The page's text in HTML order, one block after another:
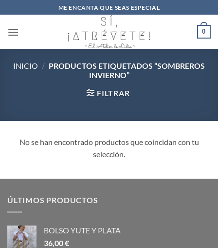
al
contenido
ME ENCANTA QUE SEAS ESPECIAL
0
INICIO / PRODUCTOS ETIQUETADOS “SOMBREROS
INVIERNO”
FILTRAR
No se han encontrado productos que coincidan con tu
selección.
ÚLTIMOS PRODUCTOS
BOLSO YUTE Y PLATA
36,00€